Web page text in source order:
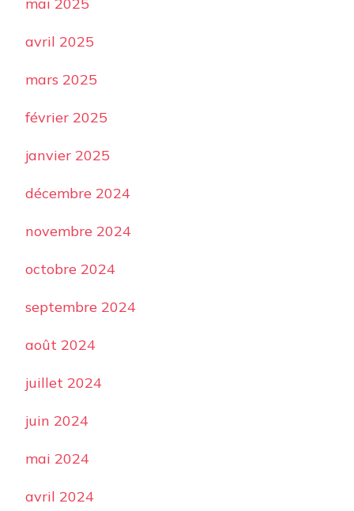
avril 2025
mars 2025
février 2025
janvier 2025
décembre 2024
novembre 2024
octobre 2024
septembre 2024
août 2024
juillet 2024
juin 2024
mai 2024
avril 2024